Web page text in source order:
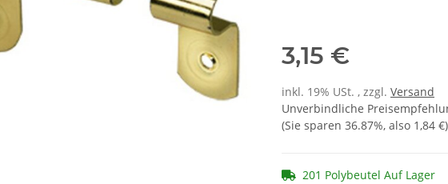
3,15 €
inkl. 19% USt. , zzgl. Versand
Unverbindliche
(Sie sparen 36.87%, also 1,84 €)
201 Polybeutel Auf Lager